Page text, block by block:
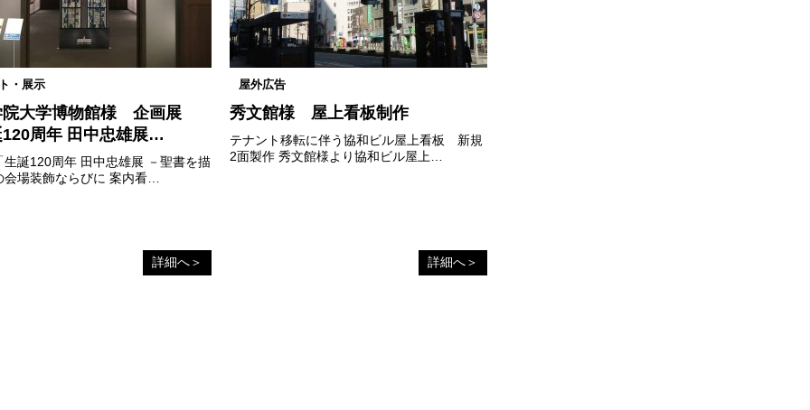
・展示
院大学博物館様 企画展
120周年 田中忠雄展…
生誕120周年 田中忠雄展 －聖書を描
会場装飾ならびに 案内看…
詳細へ＞
屋外広告
秀文館様 屋上看板制作
テナント移転に伴う協和ビル屋上看板 新規
2面製作 秀文館様より協和ビル屋上…
詳細へ＞